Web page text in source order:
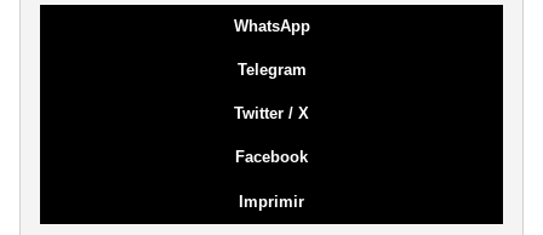
WhatsApp
Telegram
Twitter / X
Facebook
Imprimir